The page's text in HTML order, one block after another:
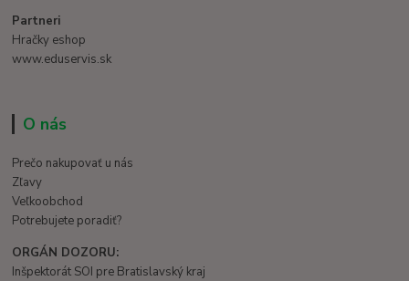
Partneri
Hračky eshop
www.eduservis.sk
O nás
Prečo nakupovať u nás
Zľavy
Veľkoobchod
Potrebujete poradiť?
ORGÁN DOZORU:
Inšpektorát SOI pre Bratislavský kraj